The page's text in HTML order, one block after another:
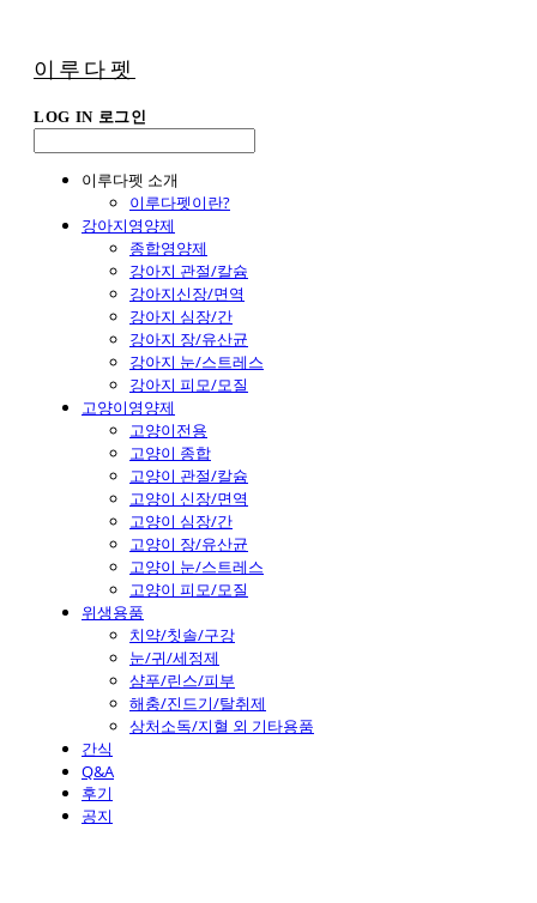
이루다펫
LOG IN 로그인
이루다펫 소개
이루다펫이란?
강아지영양제
종합영양제
강아지 관절/칼슘
강아지신장/면역
강아지 심장/간
강아지 장/유산균
강아지 눈/스트레스
강아지 피모/모질
고양이영양제
고양이전용
고양이 종합
고양이 관절/칼슘
고양이 신장/면역
고양이 심장/간
고양이 장/유산균
고양이 눈/스트레스
고양이 피모/모질
위생용품
치약/칫솔/구강
눈/귀/세정제
샴푸/린스/피부
해충/진드기/탈취제
상처소독/지혈 외 기타용품
간식
Q&A
후기
공지